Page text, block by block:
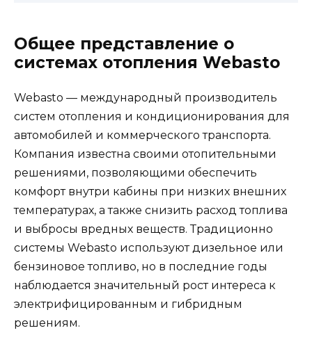
Общее представление о
системах отопления Webasto
Webasto — международный производитель
систем отопления и кондиционирования для
автомобилей и коммерческого транспорта.
Компания известна своими отопительными
решениями, позволяющими обеспечить
комфорт внутри кабины при низких внешних
температурах, а также снизить расход топлива
и выбросы вредных веществ. Традиционно
системы Webasto используют дизельное или
бензиновое топливо, но в последние годы
наблюдается значительный рост интереса к
электрифицированным и гибридным
решениям.